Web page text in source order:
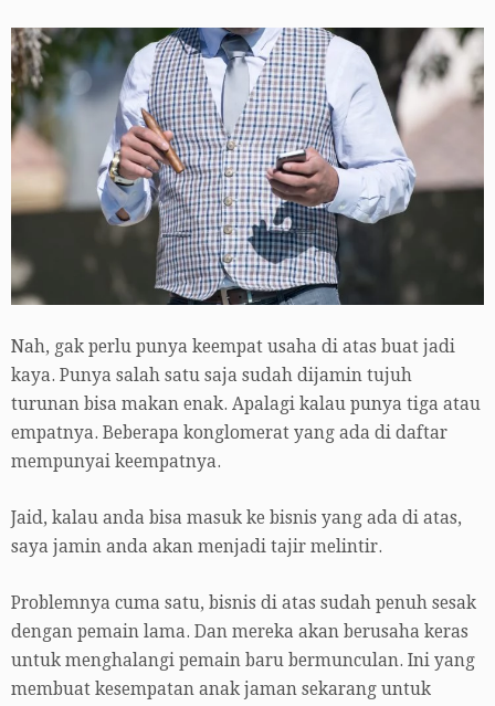
Nah, gak perlu punya keempat usaha di atas buat jadi
kaya. Punya salah satu saja sudah dijamin tujuh
turunan bisa makan enak. Apalagi kalau punya tiga atau
empatnya. Beberapa konglomerat yang ada di daftar
mempunyai keempatnya.
Jaid, kalau anda bisa masuk ke bisnis yang ada di atas,
saya jamin anda akan menjadi tajir melintir.
Problemnya cuma satu, bisnis di atas sudah penuh sesak
dengan pemain lama. Dan mereka akan berusaha keras
untuk menghalangi pemain baru bermunculan. Ini yang
membuat kesempatan anak jaman sekarang untuk